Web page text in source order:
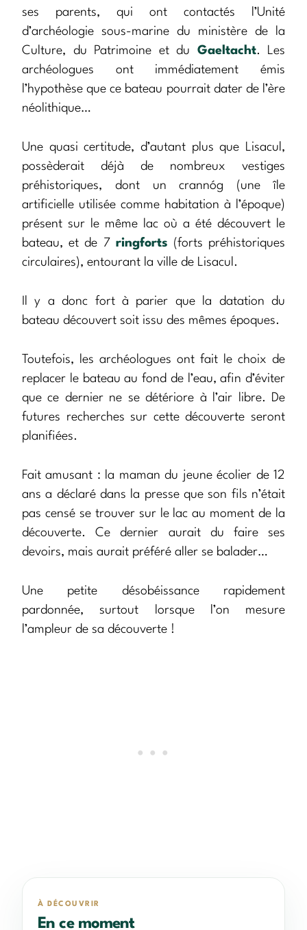
ses parents, qui ont contactés l’Unité
d’archéologie sous-marine du ministère de la
Culture, du Patrimoine et du Gaeltacht. Les
archéologues ont immédiatement émis
l’hypothèse que ce bateau pourrait dater de l’ère
néolithique…
Une quasi certitude, d’autant plus que Lisacul,
possèderait déjà de nombreux vestiges
préhistoriques, dont un crannóg (une île
artificielle utilisée comme habitation à l’époque)
présent sur le même lac où a été découvert le
bateau, et de 7 ringforts (forts préhistoriques
circulaires), entourant la ville de Lisacul.
Il y a donc fort à parier que la datation du
bateau découvert soit issu des mêmes époques.
Toutefois, les archéologues ont fait le choix de
replacer le bateau au fond de l’eau, afin d’éviter
que ce dernier ne se détériore à l’air libre. De
futures recherches sur cette découverte seront
planifiées.
Fait amusant : la maman du jeune écolier de 12
ans a déclaré dans la presse que son fils n’était
pas censé se trouver sur le lac au moment de la
découverte. Ce dernier aurait du faire ses
devoirs, mais aurait préféré aller se balader…
Une petite désobéissance rapidement
pardonnée, surtout lorsque l’on mesure
l’ampleur de sa découverte !
À DÉCOUVRIR
En ce moment